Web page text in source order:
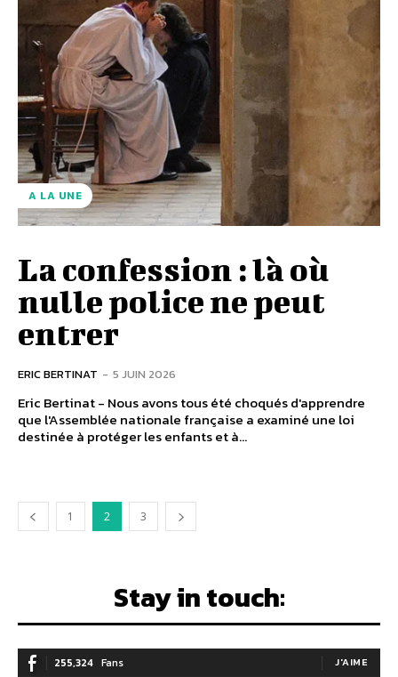
A LA UNE
La confession : là où
nulle police ne peut
entrer
ERIC BERTINAT - 5 JUIN 2026
Eric Bertinat - Nous avons tous été choqués d'apprendre
que l'Assemblée nationale française a examiné une loi
destinée à protéger les enfants et à...
1 2 3
Stay in touch:
255,324 Fans J'AIME